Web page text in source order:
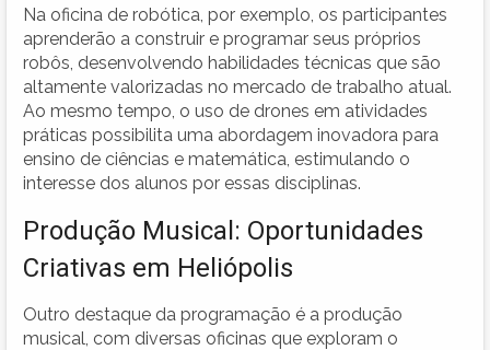
Na oficina de robótica, por exemplo, os participantes
aprenderão a construir e programar seus próprios
robôs, desenvolvendo habilidades técnicas que são
altamente valorizadas no mercado de trabalho atual.
Ao mesmo tempo, o uso de drones em atividades
práticas possibilita uma abordagem inovadora para
ensino de ciências e matemática, estimulando o
interesse dos alunos por essas disciplinas.
Produção Musical: Oportunidades
Criativas em Heliópolis
Outro destaque da programação é a produção
musical, com diversas oficinas que exploram o